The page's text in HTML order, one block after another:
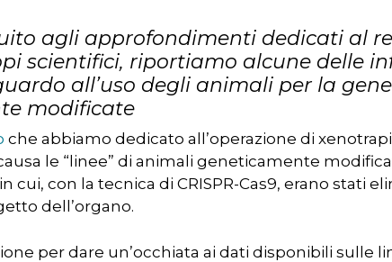
ESC per chiudere
agli approfondimenti dedicati al
scientifici, riportiamo alcune delle
all’uso degli animali per la
modificate
che abbiamo dedicato all’operazione di
le “linee” di animali geneticamente
cui, con la tecnica di CRISPR-Cas9, erano stati
dell’organo.
per dare un’occhiata ai dati disponibili sulle